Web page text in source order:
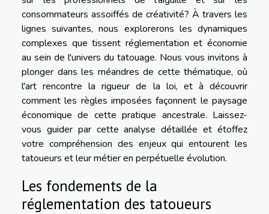
consommateurs assoiffés de créativité? À travers les
lignes suivantes, nous explorerons les dynamiques
complexes que tissent réglementation et économie
au sein de l'univers du tatouage. Nous vous invitons à
plonger dans les méandres de cette thématique, où
l'art rencontre la rigueur de la loi, et à découvrir
comment les règles imposées façonnent le paysage
économique de cette pratique ancestrale. Laissez-
vous guider par cette analyse détaillée et étoffez
votre compréhension des enjeux qui entourent les
tatoueurs et leur métier en perpétuelle évolution.
Les fondements de la
réglementation des tatoueurs